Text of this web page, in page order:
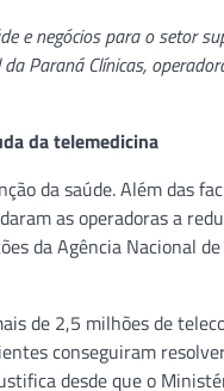
e negócios para o setor
Paraná Clínicas,
da telemedicina
da saúde. Além das
as operadoras a
da Agência Nacional
de 2,5 milhões de
conseguiram
desde que o